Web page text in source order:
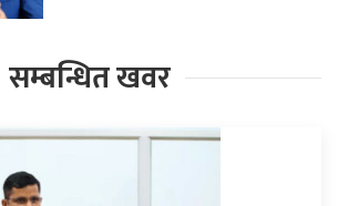
सम्बन्धित खवर